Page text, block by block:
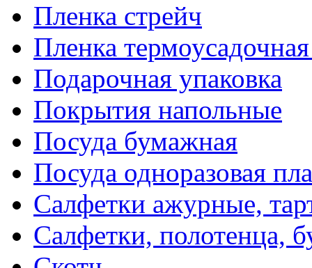
Пленка стрейч
Пленка
Подарочная упаковка
Покрытия напольные
Посуда бумажная
Посуда одноразовая
Салфетки ажурные,
Салфетки, полотенца,